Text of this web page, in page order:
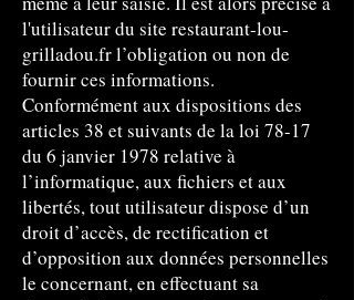
l'utilisateur du site restaurant-lou-
grilladou.fr l’obligation ou non de
fournir ces informations.
Conformément aux dispositions des
articles 38 et suivants de la loi 78-17
du 6 janvier 1978 relative à
l’informatique, aux fichiers et aux
libertés, tout utilisateur dispose d’un
droit d’accès, de rectification et
d’opposition aux données personnelles
le concernant, en effectuant sa